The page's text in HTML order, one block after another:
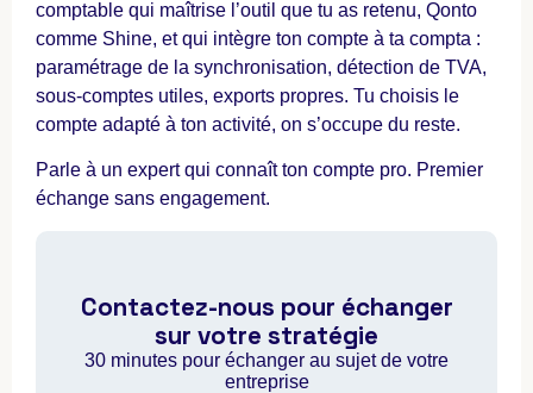
comptable qui maîtrise l’outil que tu as retenu, Qonto
comme Shine, et qui intègre ton compte à ta compta :
paramétrage de la synchronisation, détection de TVA,
sous-comptes utiles, exports propres. Tu choisis le
compte adapté à ton activité, on s’occupe du reste.
Parle à un expert qui connaît ton compte pro. Premier
échange sans engagement.
Contactez-nous pour échanger
sur votre stratégie
30 minutes pour échanger au sujet de votre
entreprise